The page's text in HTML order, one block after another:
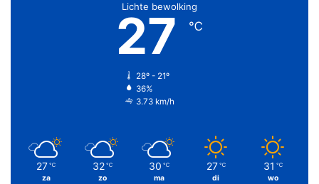
Lichte bewolking
27 ℃
28º - 21º
36%
3.73 km/h
27 ℃
za
32 ℃
zo
30 ℃
ma
27 ℃
di
31 ℃
wo